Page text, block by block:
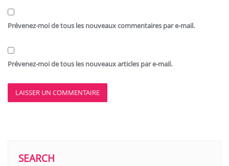
Prévenez-moi de tous les nouveaux commentaires par e-mail.
Prévenez-moi de tous les nouveaux articles par e-mail.
SEARCH